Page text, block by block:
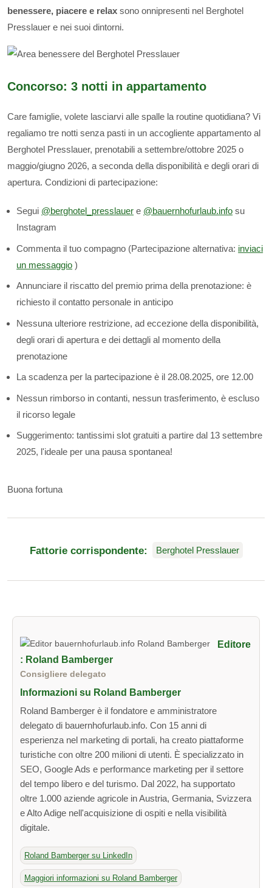
benessere, piacere e relax sono onnipresenti nel Berghotel
Presslauer e nei suoi dintorni.
Concorso: 3 notti in appartamento
Care famiglie, volete lasciarvi alle spalle la routine quotidiana? Vi
regaliamo tre notti senza pasti in un accogliente appartamento al
Berghotel Presslauer, prenotabili a settembre/ottobre 2025 o
maggio/giugno 2026, a seconda della disponibilità e degli orari di
apertura. Condizioni di partecipazione:
Segui @berghotel_presslauer e @bauernhofurlaub.info su
Instagram
Commenta il tuo compagno (Partecipazione alternativa: inviaci
un messaggio )
Annunciare il riscatto del premio prima della prenotazione: è
richiesto il contatto personale in anticipo
Nessuna ulteriore restrizione, ad eccezione della disponibilità,
degli orari di apertura e dei dettagli al momento della
prenotazione
La scadenza per la partecipazione è il 28.08.2025, ore 12.00
Nessun rimborso in contanti, nessun trasferimento, è escluso
il ricorso legale
Suggerimento: tantissimi slot gratuiti a partire dal 13 settembre
2025, l'ideale per una pausa spontanea!
Buona fortuna
Fattorie corrispondente: Berghotel Presslauer
Editore
: Roland Bamberger
Consigliere delegato
Informazioni su Roland Bamberger
Roland Bamberger è il fondatore e amministratore
delegato di bauernhofurlaub.info. Con 15 anni di
esperienza nel marketing di portali, ha creato piattaforme
turistiche con oltre 200 milioni di utenti. È specializzato in
SEO, Google Ads e performance marketing per il settore
del tempo libero e del turismo. Dal 2022, ha supportato
oltre 1.000 aziende agricole in Austria, Germania, Svizzera
e Alto Adige nell'acquisizione di ospiti e nella visibilità
digitale.
Roland Bamberger su LinkedIn
Maggiori informazioni su Roland Bamberger